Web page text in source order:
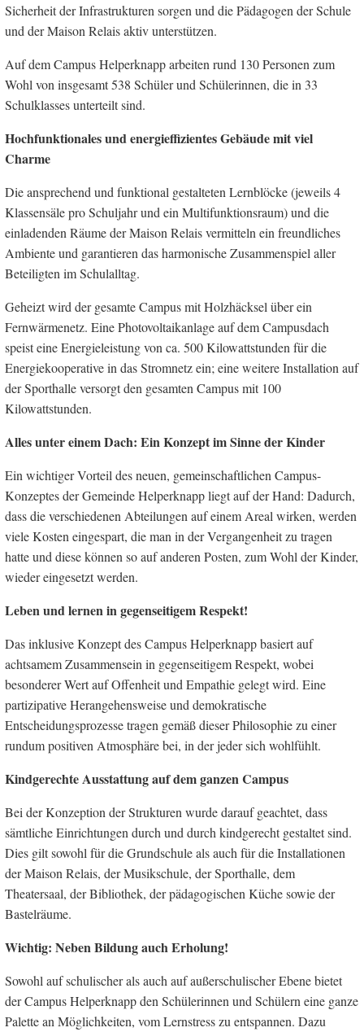
Sicherheit der Infrastrukturen sorgen und die Pädagogen der Schule
und der Maison Relais aktiv unterstützen.
Auf dem Campus Helperknapp arbeiten rund 130 Personen zum
Wohl von insgesamt 538 Schüler und Schülerinnen, die in 33
Schulklasses unterteilt sind.
Hochfunktionales und energieffizientes Gebäude mit viel
Charme
Die ansprechend und funktional gestalteten Lernblöcke (jeweils 4
Klassensäle pro Schuljahr und ein Multifunktionsraum) und die
einladenden Räume der Maison Relais vermitteln ein freundliches
Ambiente und garantieren das harmonische Zusammenspiel aller
Beteiligten im Schulalltag.
Geheizt wird der gesamte Campus mit Holzhäcksel über ein
Fernwärmenetz. Eine Photovoltaikanlage auf dem Campusdach
speist eine Energieleistung von ca. 500 Kilowattstunden für die
Energiekooperative in das Stromnetz ein; eine weitere Installation auf
der Sporthalle versorgt den gesamten Campus mit 100
Kilowattstunden.
Alles unter einem Dach: Ein Konzept im Sinne der Kinder
Ein wichtiger Vorteil des neuen, gemeinschaftlichen Campus-
Konzeptes der Gemeinde Helperknapp liegt auf der Hand: Dadurch,
dass die verschiedenen Abteilungen auf einem Areal wirken, werden
viele Kosten eingespart, die man in der Vergangenheit zu tragen
hatte und diese können so auf anderen Posten, zum Wohl der Kinder,
wieder eingesetzt werden.
Leben und lernen in gegenseitigem Respekt!
Das inklusive Konzept des Campus Helperknapp basiert auf
achtsamem Zusammensein in gegenseitigem Respekt, wobei
besonderer Wert auf Offenheit und Empathie gelegt wird. Eine
partizipative Herangehensweise und demokratische
Entscheidungsprozesse tragen gemäß dieser Philosophie zu einer
rundum positiven Atmosphäre bei, in der jeder sich wohlfühlt.
Kindgerechte Ausstattung auf dem ganzen Campus
Bei der Konzeption der Strukturen wurde darauf geachtet, dass
sämtliche Einrichtungen durch und durch kindgerecht gestaltet sind.
Dies gilt sowohl für die Grundschule als auch für die Installationen
der Maison Relais, der Musikschule, der Sporthalle, dem
Theatersaal, der Bibliothek, der pädagogischen Küche sowie der
Bastelräume.
Wichtig: Neben Bildung auch Erholung!
Sowohl auf schulischer als auch auf außerschulischer Ebene bietet
der Campus Helperknapp den Schülerinnen und Schülern eine ganze
Palette an Möglichkeiten, vom Lernstress zu entspannen. Dazu